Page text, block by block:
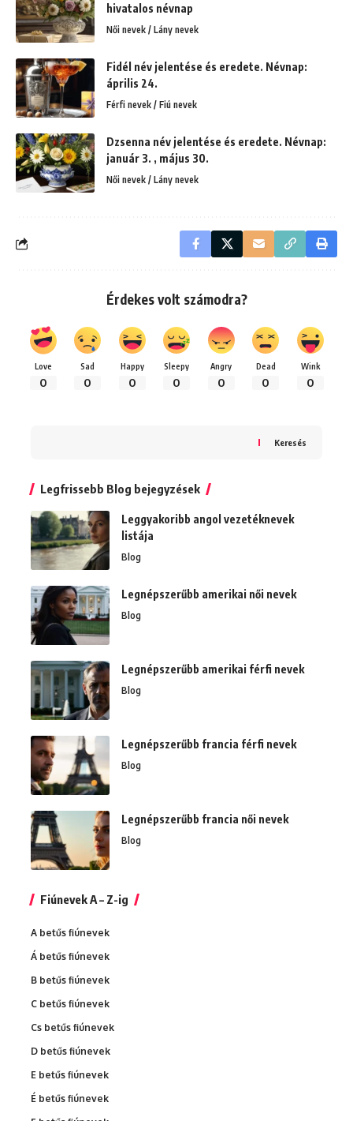
hivatalos névnap
Női nevek / Lány nevek
Fidél név jelentése és eredete. Névnap:
április 24.
Férfi nevek / Fiú nevek
Dzsenna név jelentése és eredete. Névnap:
január 3. , május 30.
Női nevek / Lány nevek
Érdekes volt számodra?
Love
0
Sad
0
Happy
0
Sleepy
0
Angry
0
Dead
0
Wink
0
Keresés
Legfrissebb Blog bejegyzések
Leggyakoribb angol vezetéknevek
listája
Blog
Legnépszerűbb amerikai női nevek
Blog
Legnépszerűbb amerikai férfi nevek
Blog
Legnépszerűbb francia férfi nevek
Blog
Legnépszerűbb francia női nevek
Blog
Fiúnevek A – Z-ig
A betűs fiúnevek
Á betűs fiúnevek
B betűs fiúnevek
C betűs fiúnevek
Cs betűs fiúnevek
D betűs fiúnevek
E betűs fiúnevek
É betűs fiúnevek